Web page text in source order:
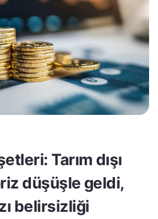
Tarım dışı
düşüşle geldi,
belirsizliği